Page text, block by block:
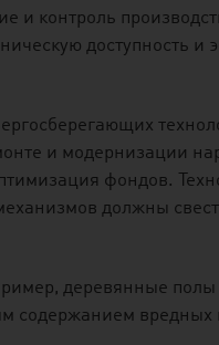
и контроль
доступность и
и модернизации
фондов.
должны
деревянные полы
содержанием вредных